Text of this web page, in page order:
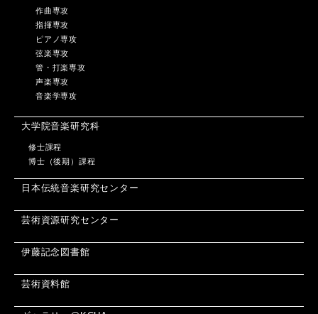
作曲専攻
指揮専攻
ピアノ専攻
弦楽専攻
管・打楽専攻
声楽専攻
音楽学専攻
大学院音楽研究科
修士課程
博士（後期）課程
日本伝統音楽研究センター
芸術資源研究センター
伊藤記念図書館
芸術資料館